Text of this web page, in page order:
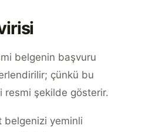
belgenin başvuru
çünkü bu
resmi şekilde gösterir.
belgenizi yeminli